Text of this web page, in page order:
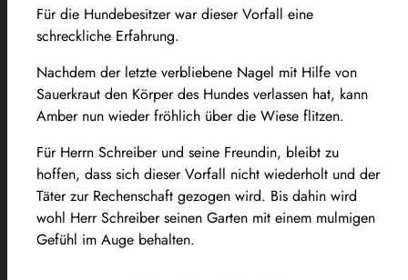
Für die Hundebesitzer war dieser Vorfall eine
schreckliche Erfahrung.
Nachdem der letzte verbliebene Nagel mit Hilfe von
Sauerkraut den Körper des Hundes verlassen hat, kann
Amber nun wieder fröhlich über die Wiese flitzen.
Für Herrn Schreiber und seine Freundin, bleibt zu
hoffen, dass sich dieser Vorfall nicht wiederholt und der
Täter zur Rechenschaft gezogen wird. Bis dahin wird
wohl Herr Schreiber seinen Garten mit einem mulmigen
Gefühl im Auge behalten.